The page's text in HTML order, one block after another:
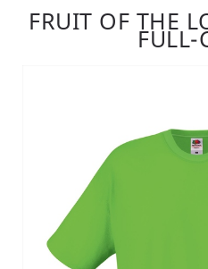
FRUIT OF THE
FULL-